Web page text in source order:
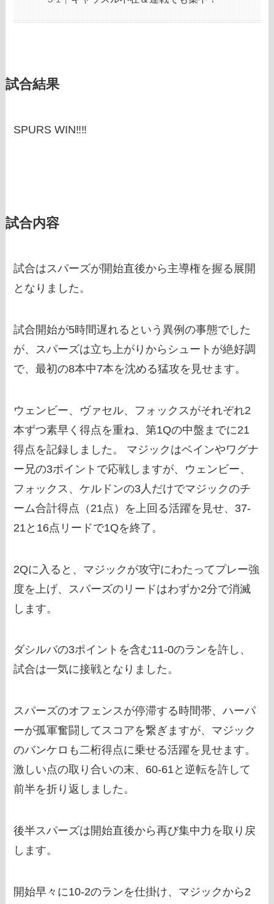
試合結果
SPURS WIN‼‼
試合内容
試合はスパーズが開始直後から主導権を握る展開
となりました。
試合開始が5時間遅れるという異例の事態でした
が、スパーズは立ち上がりからシュートが絶好調
で、最初の8本中7本を沈める猛攻を見せます。
ウェンビー、ヴァセル、フォックスがそれぞれ2
本ずつ素早く得点を重ね、第1Qの中盤までに21
得点を記録しました。 マジックはベインやワグナ
ー兄の3ポイントで応戦しますが、ウェンビー、
フォックス、ケルドンの3人だけでマジックのチ
ーム合計得点（21点）を上回る活躍を見せ、37-
21と16点リードで1Qを終了。
2Qに入ると、マジックが攻守にわたってプレー強
度を上げ、スパーズのリードはわずか2分で消滅
します。
ダシルバの3ポイントを含む11-0のランを許し、
試合は一気に接戦となりました。
スパーズのオフェンスが停滞する時間帯、ハーパ
ーが孤軍奮闘してスコアを繋ぎますが、マジック
のバンケロも二桁得点に乗せる活躍を見せます。
激しい点の取り合いの末、60-61と逆転を許して
前半を折り返しました。
後半スパーズは開始直後から再び集中力を取り戻
します。
開始早々に10-2のランを仕掛け、マジックから2